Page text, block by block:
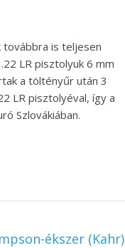
továbbra is teljesen
LR pisztolyuk 6 mm
a töltényűr után 3
LR pisztolyéval, így a
Szlovákiában.
ékszer (Kahr)